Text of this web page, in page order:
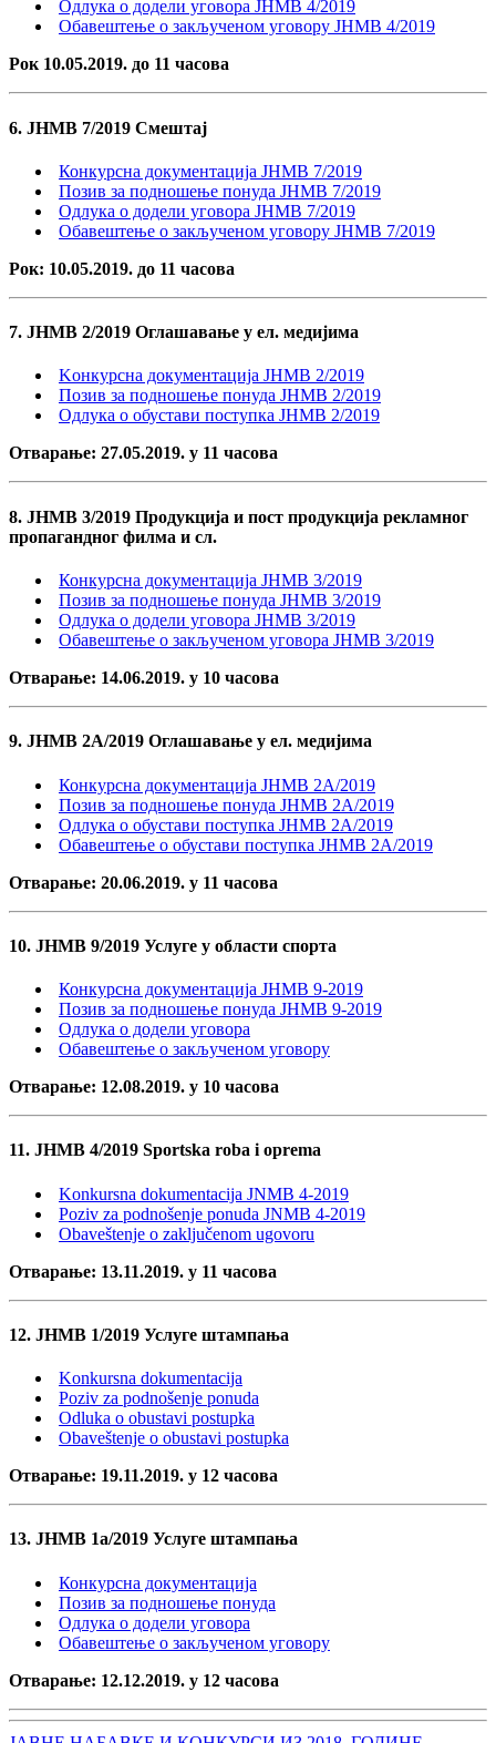
Одлука о додели уговора ЈНМВ 4/2019
Обавештење о закљученом уговору ЈНМВ 4/2019
Рок 10.05.2019. до 11 часова
6. ЈНМВ 7/2019 Смештај
Конкурсна документација ЈНМВ 7/2019
Позив за подношење понуда ЈНМВ 7/2019
Одлука о додели уговора ЈНМВ 7/2019
Обавештење о закљученом уговору ЈНМВ 7/2019
Рок: 10.05.2019. до 11 часова
7. ЈНМВ 2/2019 Оглашавање у ел. медијима
Kонкурсна документација ЈНМВ 2/2019
Позив за подношење понуда ЈНМВ 2/2019
Одлука о обустави поступка ЈНМВ 2/2019
Отварање: 27.05.2019. у 11 часова
8. ЈНМВ 3/2019 Продукција и пост продукција рекламног
пропагандног филма и сл.
Конкурсна документација ЈНМВ 3/2019
Позив за подношење понуда ЈНМВ 3/2019
Одлука о додели уговора ЈНМВ 3/2019
Обавештење о закљученом уговора ЈНМВ 3/2019
Отварање: 14.06.2019. у 10 часова
9. ЈНМВ 2А/2019 Оглашавање у ел. медијима
Конкурсна документација ЈНМВ 2А/2019
Позив за подношење понуда ЈНМВ 2А/2019
Одлука о обустави поступка ЈНМВ 2А/2019
Обавештење о обустави поступка ЈНМВ 2А/2019
Отварање: 20.06.2019. у 11 часова
10. ЈНМВ 9/2019 Услуге у области спорта
Конкурсна документација ЈНМВ 9-2019
Позив за подношење понуда ЈНМВ 9-2019
Одлука о додели уговора
Обавештење о закљученом уговору
Отварање: 12.08.2019. у 10 часова
11. ЈНМВ 4/2019 Sportska roba i oprema
Konkursna dokumentacija JNMB 4-2019
Poziv za podnošenje ponuda JNMB 4-2019
Obaveštenje o zaključenom ugovoru
Отварање: 13.11.2019. у 11 часова
12. ЈНМВ 1/2019 Услуге штампања
Konkursna dokumentacija
Poziv za podnošenje ponuda
Odluka o obustavi postupka
Obaveštenje o obustavi postupka
Отварање: 19.11.2019. у 12 часова
13. ЈНМВ 1а/2019 Услуге штампања
Конкурсна документација
Позив за подношење понуда
Одлука о додели уговора
Обавештење о закљученом уговору
Отварање: 12.12.2019. у 12 часова